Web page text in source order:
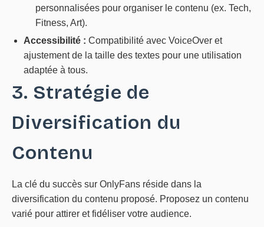
personnalisées pour organiser le contenu (ex. Tech,
Fitness, Art).
Accessibilité : Compatibilité avec VoiceOver et
ajustement de la taille des textes pour une utilisation
adaptée à tous.
3. Stratégie de
Diversification du
Contenu
La clé du succès sur OnlyFans réside dans la
diversification du contenu proposé. Proposez un contenu
varié pour attirer et fidéliser votre audience.